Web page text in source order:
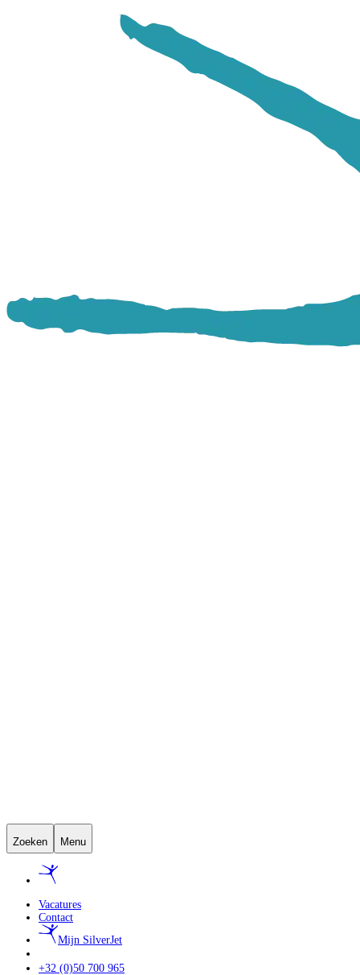
Zoeken Menu
Vacatures
Contact
Mijn SilverJet
+32 (0)50 700 965